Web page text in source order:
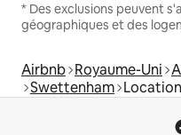
* Des exclusions peuvent
géographiques et des
Airbnb Royaume-Uni
Swettenham